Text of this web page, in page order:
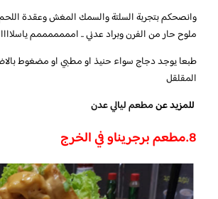
وانصحكم بتجربة السلتة والسمك المغش وعقدة
ملوح حار من الفرن وبراد عدني .. امممممممم
طبعا يوجد دجاج سواء حنيذ او مطبي او مضغوط
المقلقل
للمزيد عنمطعم ليالي عدن
8.مطعم برجريناو في الخرج